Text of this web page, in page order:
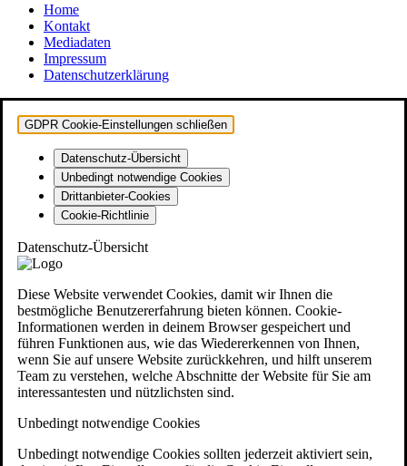
Home
Kontakt
Mediadaten
Impressum
Datenschutzerklärung
GDPR Cookie-Einstellungen schließen
Datenschutz-Übersicht
Unbedingt notwendige Cookies
Drittanbieter-Cookies
Cookie-Richtlinie
Datenschutz-Übersicht
Diese Website verwendet Cookies, damit wir Ihnen die
bestmögliche Benutzererfahrung bieten können. Cookie-
Informationen werden in deinem Browser gespeichert und
führen Funktionen aus, wie das Wiedererkennen von Ihnen,
wenn Sie auf unsere Website zurückkehren, und hilft unserem
Team zu verstehen, welche Abschnitte der Website für Sie am
interessantesten und nützlichsten sind.
Unbedingt notwendige Cookies
Unbedingt notwendige Cookies sollten jederzeit aktiviert sein,